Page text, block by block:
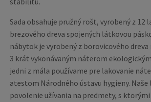
Sada obsahuje pružný rošt, vyrobený z 12
brezového dreva spojených látkovou
nábytok je vyrobený z borovicového dreva
3 krát vykonávaným náterom
jedni z mála používame pre lakovanie
atestom Národného ústavu hygieny. Naše
povolenie užívania na predmety, s